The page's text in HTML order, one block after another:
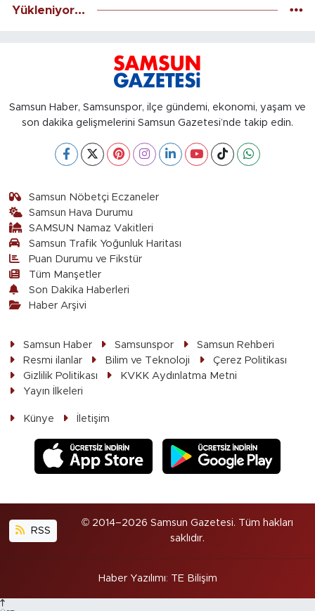
Yükleniyor...
Samsun Haber, Samsunspor, ilçe gündemi, ekonomi, yaşam ve
son dakika gelişmelerini Samsun Gazetesi’nde takip edin.
Samsun Nöbetçi Eczaneler
Samsun Hava Durumu
SAMSUN Namaz Vakitleri
Samsun Trafik Yoğunluk Haritası
Puan Durumu ve Fikstür
Tüm Manşetler
Son Dakika Haberleri
Haber Arşivi
Samsun Haber Samsunspor
Samsun Rehberi
Resmi ilanlar
Bilim ve Teknoloji
Çerez Politikası
Gizlilik Politikası
KVKK Aydınlatma Metni
Yayın İlkeleri
Künye İletişim
RSS
© 2014–2026 Samsun Gazetesi. Tüm hakları
saklıdır.
Haber Yazılımı: TE Bilişim